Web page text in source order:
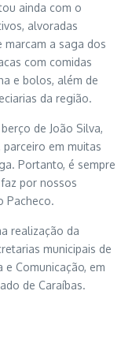
ainda com o
alvoradas
marcam a saga dos
com comidas
e bolos, além de
da região.
de João Silva,
em muitas
Portanto, é sempre
por nossos
Pacheco.
realização da
municipais de
e Comunicação, em
de Caraíbas.